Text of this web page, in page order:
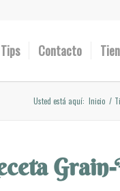
Tips Contacto
Usted está aquí: Inicio /